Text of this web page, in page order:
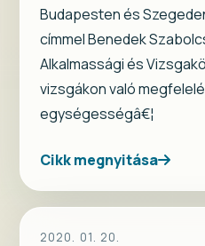
Budapesten és
címmel Benedek
Alkalmassági és
vizsgákon való
egységességâ€¦
Cikk megnyitása
2020. 01. 20.